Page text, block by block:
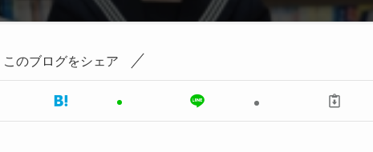
このブログをシェア